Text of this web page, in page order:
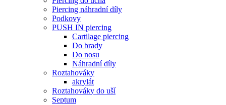
Piercing náhradní díly
Podkovy
PUSH IN piercing
Cartilage piercing
Do brady
Do nosu
Náhradní díly
Roztahováky
akrylát
Roztahováky do uší
Septum